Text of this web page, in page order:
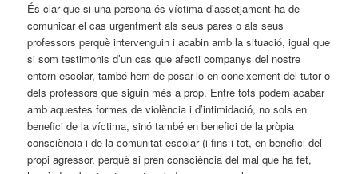
És clar que si una persona és víctima d’assetjament ha de
comunicar el cas urgentment als seus pares o als seus
professors perquè intervenguin i acabin amb la situació, igual que
si som testimonis d’un cas que afecti companys del nostre
entorn escolar, també hem de posar-lo en coneixement del tutor o
dels professors que siguin més a prop. Entre tots podem acabar
amb aquestes formes de violència i d’intimidació, no sols en
benefici de la víctima, sinó també en benefici de la pròpia
consciència i de la comunitat escolar (i fins i tot, en benefici del
propi agressor, perquè si pren consciència del mal que ha fet,